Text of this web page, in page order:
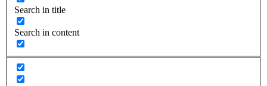
Search in title
Search in content